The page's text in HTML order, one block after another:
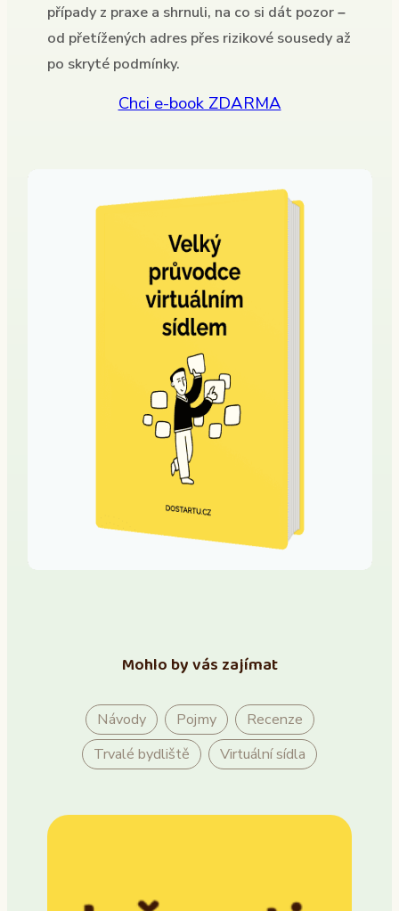
případy z praxe a shrnuli, na co si dát pozor –
od přetížených adres přes rizikové sousedy až
po skryté podmínky.
Chci e-book ZDARMA
Mohlo by vás zajímat
Návody Pojmy
Recenze
Trvalé bydliště
Virtuální sídla